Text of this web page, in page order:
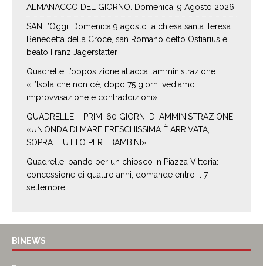
ALMANACCO DEL GIORNO. Domenica, 9 Agosto 2026
SANT’Oggi. Domenica 9 agosto la chiesa santa Teresa
Benedetta della Croce, san Romano detto Ostiarius e
beato Franz Jägerstätter
Quadrelle, l’opposizione attacca l’amministrazione:
«L’Isola che non c’è, dopo 75 giorni vediamo
improvvisazione e contraddizioni»
QUADRELLE – PRIMI 60 GIORNI DI AMMINISTRAZIONE:
«UN’ONDA DI MARE FRESCHISSIMA È ARRIVATA,
SOPRATTUTTO PER I BAMBINI»
Quadrelle, bando per un chiosco in Piazza Vittoria:
concessione di quattro anni, domande entro il 7
settembre
BINEWS